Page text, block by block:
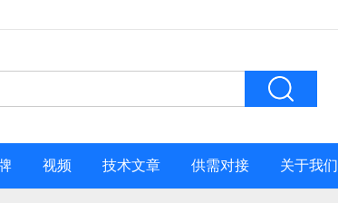
视频 技术文章 供需对接 关于我们